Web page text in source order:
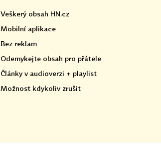
Veškerý obsah HN.cz
Mobilní aplikace
Bez reklam
Odemykejte obsah pro přátele
Články v audioverzi + playlist
Možnost kdykoliv zrušit